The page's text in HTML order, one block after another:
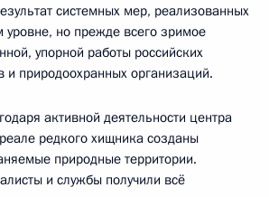
системных мер, реализованных
уровне, но прежде всего зримое
упорной работы российских
и природоохранных организаций.
активной деятельности центра
редкого хищника созданы
природные территории.
и службы получили всё